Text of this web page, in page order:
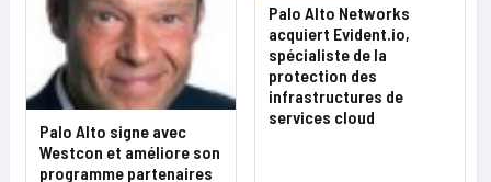
Palo Alto signe avec
Westcon et améliore son
programme partenaires
Palo Alto Networks
acquiert Evident.io,
spécialiste de la
protection des
infrastructures de
services cloud